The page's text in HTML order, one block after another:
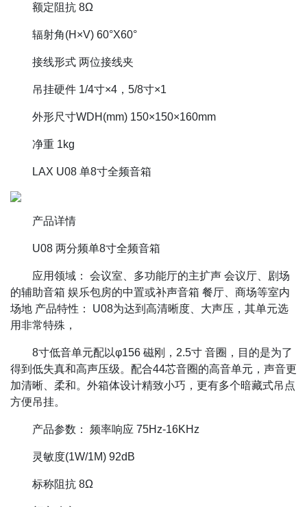
额定阻抗 8Ω
辐射角(H×V) 60°X60°
接线形式 两位接线夹
吊挂硬件 1/4寸×4，5/8寸×1
外形尺寸WDH(mm) 150×150×160mm
净重 1kg
LAX U08 单8寸全频音箱
产品详情
U08 两分频单8寸全频音箱
应用领域： 会议室、多功能厅的主扩声 会议厅、剧场
的辅助音箱 娱乐包房的中置或补声音箱 餐厅、商场等室内
场地 产品特性： U08为达到高清晰度、大声压，其单元选
用非常特殊，
8寸低音单元配以φ156 磁刚，2.5寸 音圈，目的是为了
得到低失真和高声压级。配合44芯音圈的高音单元，声音更
加清晰、柔和。外箱体设计精致小巧，更有多个暗藏式吊点
方便吊挂。
产品参数： 频率响应 75Hz-16KHz
灵敏度(1W/1M) 92dB
标称阻抗 8Ω